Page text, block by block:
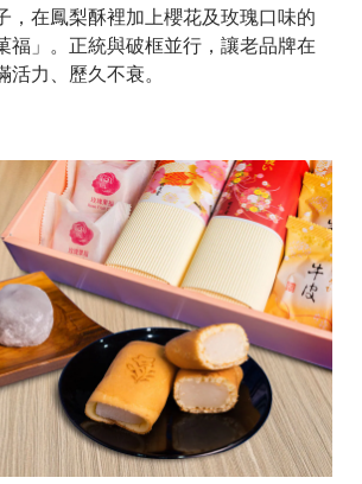
，在鳳梨酥裡加上櫻花及玫瑰口味的
福」。正統與破框並行，讓老品牌在
力、歷久不衰。